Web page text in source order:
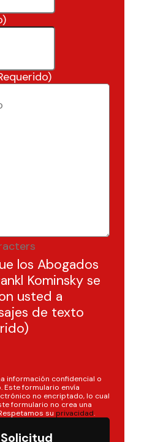
los Abogados
Kominsky se
usted a
de texto
información confidencial o
Este formulario envía
no encriptado, lo cual
formulario no crea una
su privacidad.